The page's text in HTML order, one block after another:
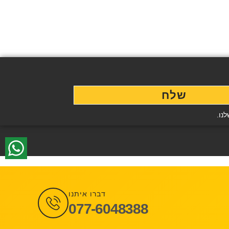
שלח
דברו איתנו
077-6048388